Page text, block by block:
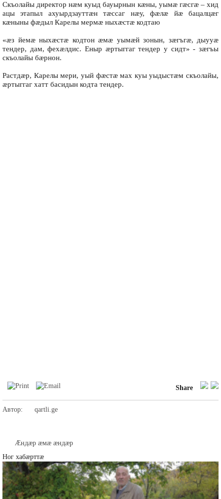
Скъолайы директор нæм куыд бауырнын кæны, уымæ гæсгæ – хид
ацы этапыл ахуырдзауттæн тæссаг нæу, фæлæ йæ бацалцæг
кæныны фæдыл Карелы мермæ ныхæстæ кодтаю
«æз йемæ ныхæстæ кодтон æмæ уымæй зонын, зæгъгæ, дыууæ
тендер, дам, фехæлдис. Еныр æртыггаг тендер у сидт» - зæгъы
скъолайы бæрнон.
Растдæр, Карелы мери, уый фæстæ мах куы уыдыстæм скъолайы,
æртыггаг хатт басидын кодта тендер.
Share
Автор: qartli.ge
Æндæр æмæ æндæр
Ног хабæрттæ